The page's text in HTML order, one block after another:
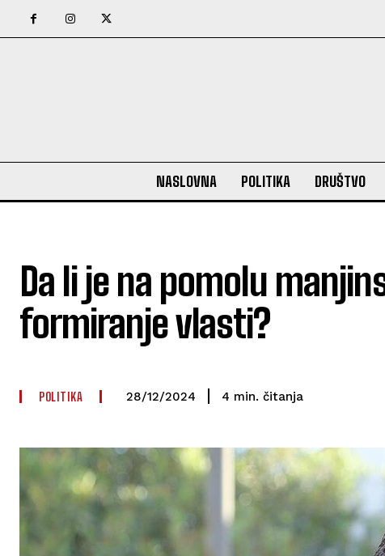
NASLOVNA POLITIKA DRUŠTVO
Da li je na pomolu
formiranje vlasti?
POLITIKA 28/12/2024 4 min. čitanja